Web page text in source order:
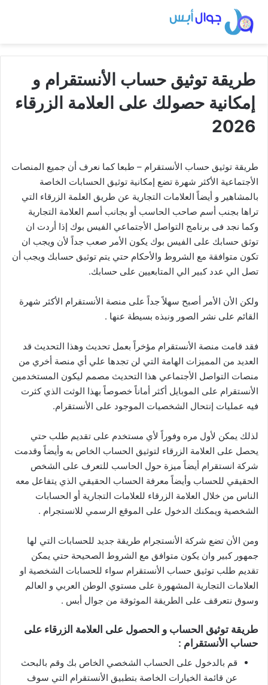
طريقة توثيق حساب الأنستقرام و
إمكانية حصولك على العلامة الزرقاء
2026
طريقة توثيق حساب الأنستقرام – طبعا كما نعرف أن جميع المنصات
الأجتماعية الأكثر شهرة تضع إمكانية توثيق الحسابات الخاصة
بالمشاهير و أيضاً العلامات التجارية عن طريق العلمة الزرقاء التي
تراها بجنب أسم صاحب الحاسب أو بجانب أسم العلامة التجارية
وكما نجد فى برنامج التواصل الأجتماعي الفيس بوك إذا أردت ان
توثق حسابك على الفيس بوك يكون الأمر صعب جداً لأن ويجب ان
تكون متوافقة مع الشروط والأحكام حتي يتم توثيق حسابك ويجب أن
تصل الي عدد كبير الي المتابعيين على حسابك.
ولكن الأن الأمر أصبح سهلاً جداً على منصة الأنستقرام الأكثر شهرة
القائم على نشر الصور ونبذه بسيطة عنها .
فقد قامت منصة الأنستقرام مؤخراً بعمل تحديث وهذا التحديث قد
العديد من المميزات الهامة التي لن تجدها علي أي منصة أخري من
منصات التواصل الأجتماعي هذا التحديث مصمم ليكون المستخدمين
الأنستقرام على الموبايل أكثر أماناً خصوصاً بهذا الوثت الذي كثرت
فيه عمليات إنتحال الشخصيات الموجود على الأنستقرام.
لذلك يمكن لأول مره وفوراً لأي مستخدم على تقديم طلب حتي
يحصل على العلامة الزرقاء لتوثيق الحساب الخاص به وأيضاً وقدمت
شركة انستقرام أيضاً ميزة حول الحاسب للتعرف على الشخص
الحقيقي للحساب وأيضاً معرفة الحساب الحقيقي الذي يتفاعل معه
الناس من خلال العلامة الزرقاء للعلامات التجارية أو الحسابات
الشخصية ويمكنك الدخول على الموقع الرسمي للانستجرام .
ومن الأن تضع شركة الأنستجرام طريقة جديد للحسابات التي لها
جمهور كبير وان يكون متوافق مع الشروط الصحيحة حتي يمكن
تقديم طلب توثيق حساب الأنستقرام سواء للحسابات الشخصية او
العلامات التجارية المشهورة على مستوي الوطن العربي و العالم
وسوق نتعرقف على الطريقة الموثوقة من جوال أبس .
طريقة توثيق الحساب و الحصول على العلامة الزرقاء على
حساب الأنستقرام :
قم بالدخول على الحساب الشخصي الخاص بك وقم بالبحث
عن قائمة الخيارات الخاصة بتطبيق الأنستقرام التي سوف